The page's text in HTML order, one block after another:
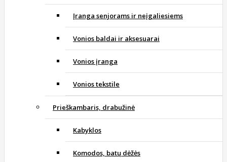
Įranga senjorams ir neįgaliesiems
Vonios baldai ir aksesuarai
Vonios įranga
Vonios tekstile
Prieškambaris, drabužinė
Kabyklos
Komodos, batų dėžės